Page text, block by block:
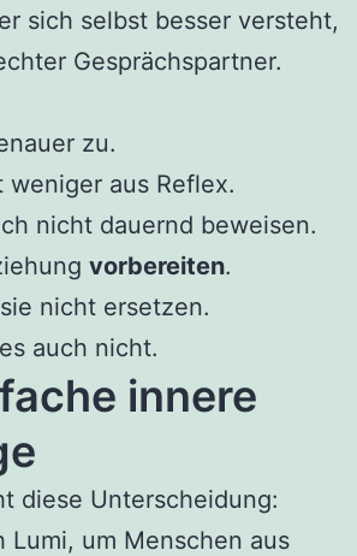
sich selbst besser versteht,
Gesprächspartner.
zu.
weniger aus Reflex.
nicht dauernd beweisen.
vorbereiten.
nicht ersetzen.
auch nicht.
innere
diese Unterscheidung:
Lumi, um Menschen aus